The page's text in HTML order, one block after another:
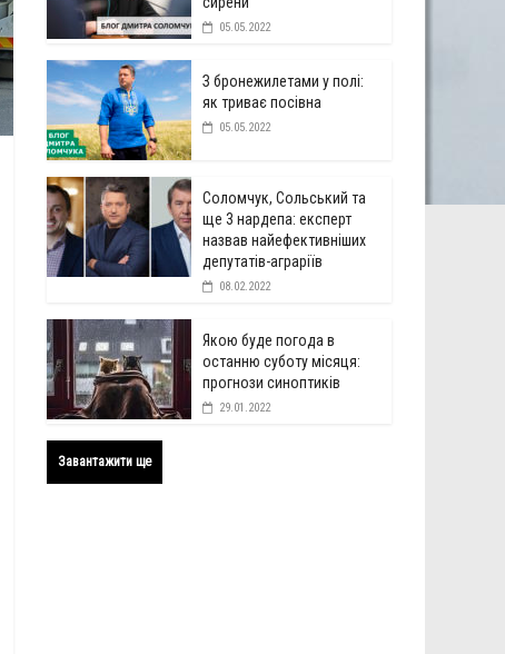
05.05.2022
З бронежилетами у полі:
як триває посівна
05.05.2022
Соломчук, Сольський та
ще 3 нардепа: експерт
назвав найефективніших
депутатів-аграріїв
08.02.2022
Якою буде погода в
останню суботу місяця:
прогнози синоптиків
29.01.2022
Завантажити ще